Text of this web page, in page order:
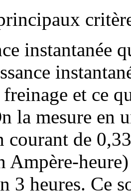
instantanée
et ce
la mesure en
courant de
Ampère-
3 heures. Ce